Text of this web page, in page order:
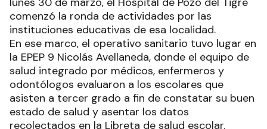
comenzó la ronda de actividades por las
instituciones educativas de esa localidad.
En ese marco, el operativo sanitario tuvo lugar en
la EPEP 9 Nicolás Avellaneda, donde el equipo de
salud integrado por médicos, enfermeros y
odontólogos evaluaron a los escolares que
asisten a tercer grado a fin de constatar su buen
estado de salud y asentar los datos
recolectados en la Libreta de salud escolar.